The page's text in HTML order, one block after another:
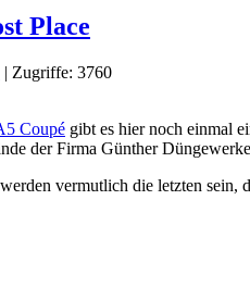
Place
| Zugriffe: 3760
Coupé gibt es hier noch einmal
der Firma Günther
vermutlich die letzten